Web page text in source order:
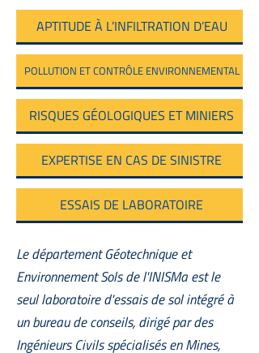
APTITUDE À L’INFILTRATION D’EAU
POLLUTION ET CONTRÔLE ENVIRONNEMENTAL
RISQUES GÉOLOGIQUES ET MINIERS
EXPERTISE EN CAS DE SINISTRE
ESSAIS DE LABORATOIRE
Le département Géotechnique et
Environnement Sols de l'INISMa est le
seul laboratoire d'essais de sol intégré à
un bureau de conseils, dirigé par des
Ingénieurs Civils spécialisés en Mines,